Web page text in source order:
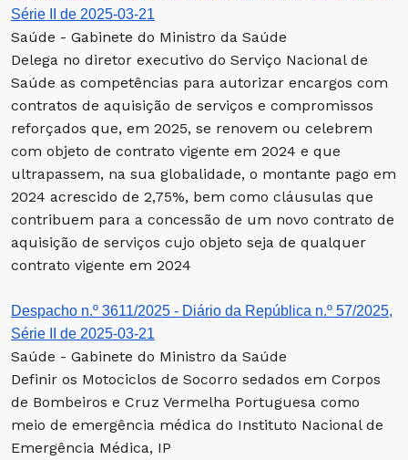
Série II de 2025-03-21
Saúde - Gabinete do Ministro da Saúde
Delega no diretor executivo do Serviço Nacional de
Saúde as competências para autorizar encargos com
contratos de aquisição de serviços e compromissos
reforçados que, em 2025, se renovem ou celebrem
com objeto de contrato vigente em 2024 e que
ultrapassem, na sua globalidade, o montante pago em
2024 acrescido de 2,75%, bem como cláusulas que
contribuem para a concessão de um novo contrato de
aquisição de serviços cujo objeto seja de qualquer
contrato vigente em 2024
Despacho n.º 3611/2025 - Diário da República n.º 57/2025,
Série II de 2025-03-21
Saúde - Gabinete do Ministro da Saúde
Definir os Motociclos de Socorro sedados em Corpos
de Bombeiros e Cruz Vermelha Portuguesa como
meio de emergência médica do Instituto Nacional de
Emergência Médica, IP